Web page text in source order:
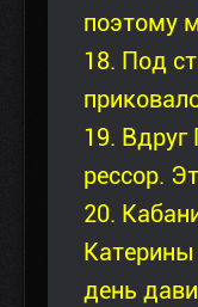
поэтому
18. Под
19. Вдруг
рессор.
20.
день